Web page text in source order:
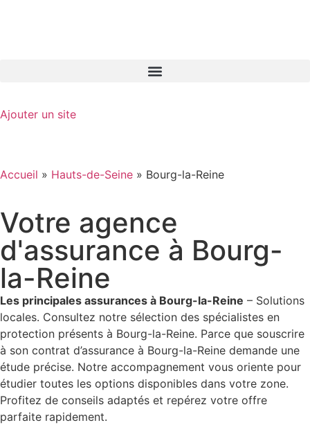
Ajouter un site
Accueil » Hauts-de-Seine » Bourg-la-Reine
Votre agence
d'assurance à Bourg-
la-Reine
Les principales assurances à Bourg-la-Reine – Solutions
locales. Consultez notre sélection des spécialistes en
protection présents à Bourg-la-Reine. Parce que souscrire
à son contrat d’assurance à Bourg-la-Reine demande une
étude précise. Notre accompagnement vous oriente pour
étudier toutes les options disponibles dans votre zone.
Profitez de conseils adaptés et repérez votre offre
parfaite rapidement.